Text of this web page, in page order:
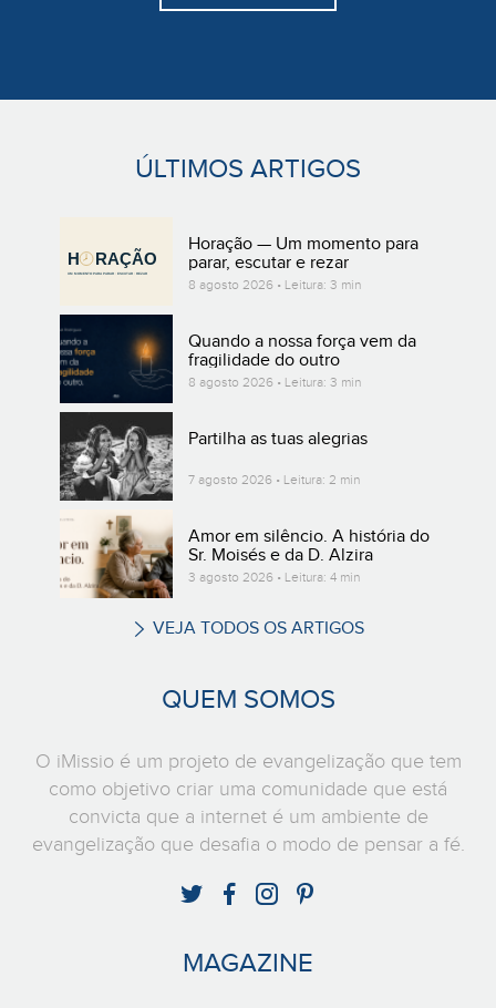
ÚLTIMOS ARTIGOS
Horação — Um momento para
parar, escutar e rezar
8 agosto 2026 • Leitura: 3 min
Quando a nossa força vem da
fragilidade do outro
8 agosto 2026 • Leitura: 3 min
Partilha as tuas alegrias
7 agosto 2026 • Leitura: 2 min
Amor em silêncio. A história do
Sr. Moisés e da D. Alzira
3 agosto 2026 • Leitura: 4 min
VEJA TODOS OS ARTIGOS
QUEM SOMOS
O iMissio é um projeto de evangelização que tem
como objetivo criar uma comunidade que está
convicta que a internet é um ambiente de
evangelização que desafia o modo de pensar a fé.
MAGAZINE